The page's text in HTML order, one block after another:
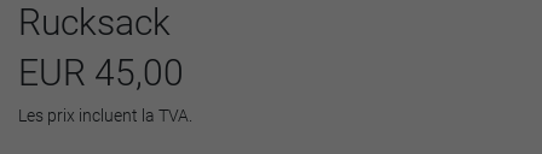
Rucksack
EUR 45,00
Les prix incluent la TVA.